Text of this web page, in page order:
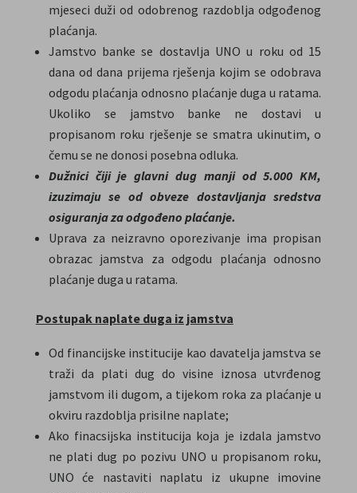
mjeseci duži od odobrenog razdoblja odgođenog
plaćanja.
Jamstvo banke se dostavlja UNO u roku od 15
dana od dana prijema rješenja kojim se odobrava
odgodu plaćanja odnosno plaćanje duga u ratama.
Ukoliko se jamstvo banke ne dostavi u
propisanom roku rješenje se smatra ukinutim, o
čemu se ne donosi posebna odluka.
Dužnici čiji je glavni dug manji od 5.000 KM,
izuzimaju se od obveze dostavljanja sredstva
osiguranja za odgođeno plaćanje.
Uprava za neizravno oporezivanje ima propisan
obrazac jamstva za odgodu plaćanja odnosno
plaćanje duga u ratama.
Postupak naplate duga iz jamstva
Od financijske institucije kao davatelja jamstva se
traži da plati dug do visine iznosa utvrđenog
jamstvom ili dugom, a tijekom roka za plaćanje u
okviru razdoblja prisilne naplate;
Ako finacsijska institucija koja je izdala jamstvo
ne plati dug po pozivu UNO u propisanom roku,
UNO će nastaviti naplatu iz ukupne imovine